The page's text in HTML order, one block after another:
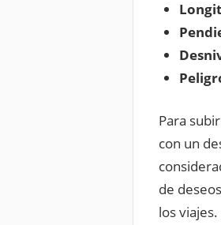
Para
con un
de
los viajes.